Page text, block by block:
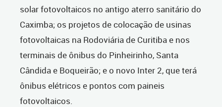
solar fotovoltaicos no antigo aterro sanitário do
Caximba; os projetos de colocação de usinas
fotovoltaicas na Rodoviária de Curitiba e nos
terminais de ônibus do Pinheirinho, Santa
Cândida e Boqueirão; e o novo Inter 2, que terá
ônibus elétricos e pontos com paineis
fotovoltaicos.